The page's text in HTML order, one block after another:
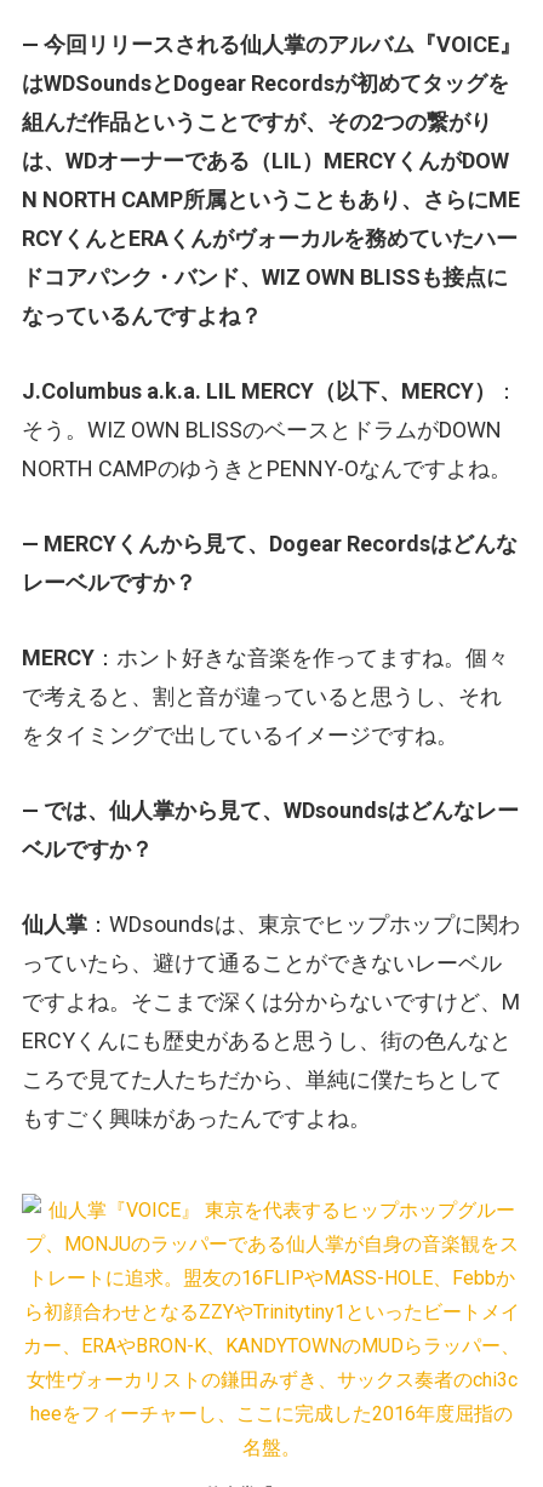
— 今回リリースされる仙人掌のアルバム『VOICE』
はWDSoundsとDogear Recordsが初めてタッグを
組んだ作品ということですが、その2つの繋がり
は、WDオーナーである（LIL）MERCYくんがDOW
N NORTH CAMP所属ということもあり、さらにME
RCYくんとERAくんがヴォーカルを務めていたハー
ドコアパンク・バンド、WIZ OWN BLISSも接点に
なっているんですよね？
J.Columbus a.k.a. LIL MERCY（以下、MERCY）
：
そう。WIZ OWN BLISSのベースとドラムがDOWN
NORTH CAMPのゆうきとPENNY-Oなんですよね。
— MERCYくんから見て、Dogear Recordsはどんな
レーベルですか？
MERCY ：ホント好きな音楽を作ってますね。個々
で考えると、割と音が違っていると思うし、それ
をタイミングで出しているイメージですね。
— では、仙人掌から見て、WDsoundsはどんなレー
ベルですか？
仙人掌 ：WDsoundsは、東京でヒップホップに関わ
っていたら、避けて通ることができないレーベル
ですよね。そこまで深くは分からないですけど、M
ERCYくんにも歴史があると思うし、街の色んなと
ころで見てた人たちだから、単純に僕たちとして
もすごく興味があったんですよね。